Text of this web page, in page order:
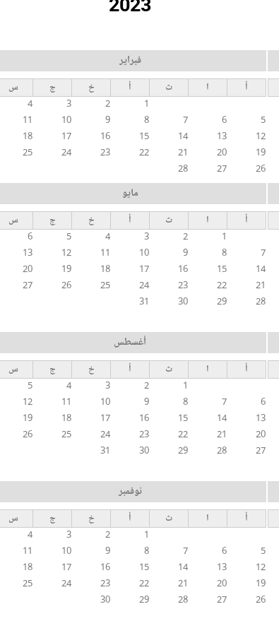
فبراير
أ ا ث أ خ ج
س
1
2
3
4
5
6
7
8
9
10
11
12
13
14
15
16
17
18
19
20
21
22
23
24
25
26
27
28
مايو
أ ا ث أ خ ج
س
1
2
3
4
5
6
7
8
9
10
11
12
13
14
15
16
17
18
19
20
21
22
23
24
25
26
27
28
29
30
31
أغسطس
أ ا ث أ خ ج
س
1
2
3
4
5
6
7
8
9
10
11
12
13
14
15
16
17
18
19
20
21
22
23
24
25
26
27
28
29
30
31
نوفمبر
أ ا ث أ خ ج
س
1
2
3
4
5
6
7
8
9
10
11
12
13
14
15
16
17
18
19
20
21
22
23
24
25
26
27
28
29
30